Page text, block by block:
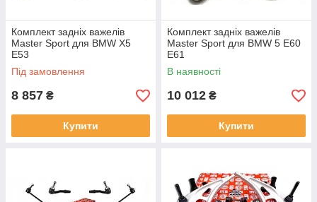
Комплект задніх важелів
Master Sport для BMW X5
E53
Під замовлення
8 857 ₴
Купити
Комплект задніх важелів
Master Sport для BMW 5 E60
E61
В наявності
10 012 ₴
Купити